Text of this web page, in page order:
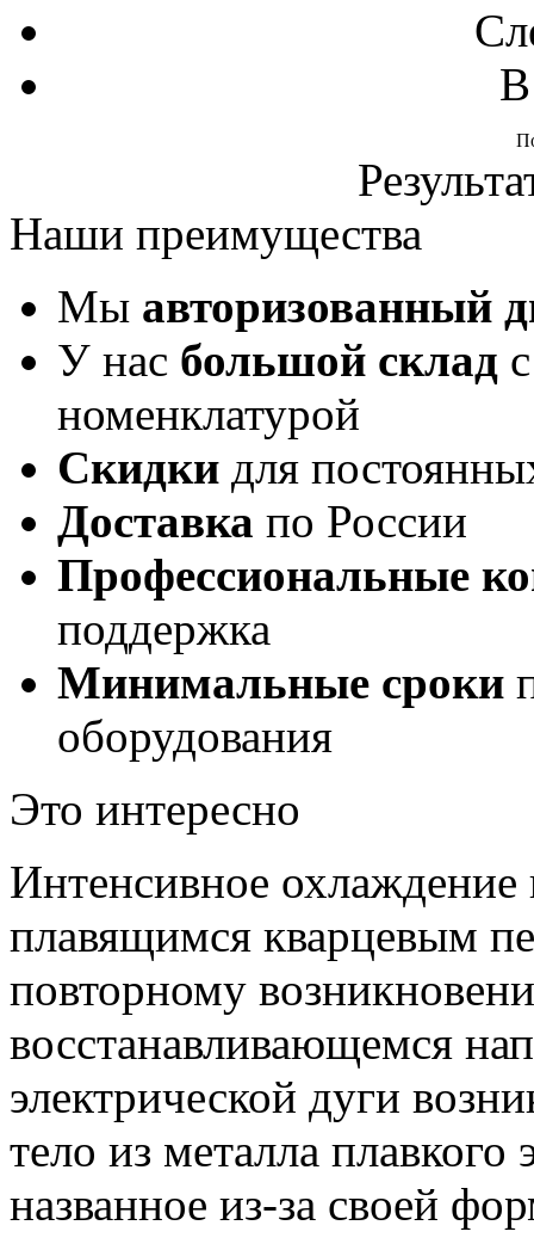
Наши преимущества
Мы авторизованный
У нас большой склад
номенклатурой
Скидки для
Доставка по России
Профессиональные
поддержка
Минимальные сроки
оборудования
Это интересно
Интенсивное охлаждение
плавящимся кварцевым
повторному
восстанавливающемся
электрической дуги
тело из металла
названное из-за своей